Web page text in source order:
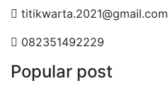
titikwarta.2021@gmail.com
082351492229
Popular post